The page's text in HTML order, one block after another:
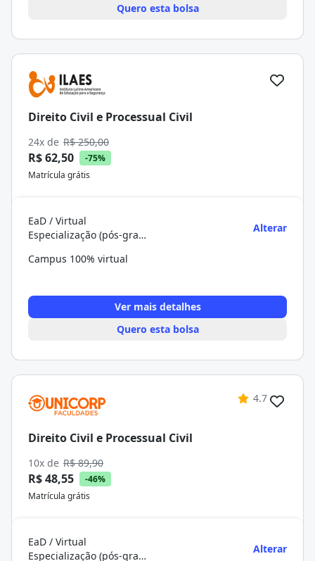
Quero esta bolsa
Direito Civil e Processual Civil
24x de R$ 250,00
R$ 62,50
-75%
Matrícula grátis
EaD / Virtual
Especialização (pós-graduação)
Alterar
Campus 100% virtual
Ver mais detalhes
Quero esta bolsa
4.7
Direito Civil e Processual Civil
10x de R$ 89,90
R$ 48,55
-46%
Matrícula grátis
EaD / Virtual
Especialização (pós-graduação)
Alterar